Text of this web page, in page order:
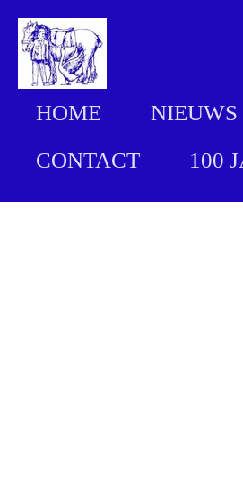
Ga
direct
naar
hoofdinhoud
HOME NIEUWS
CONTACT
100